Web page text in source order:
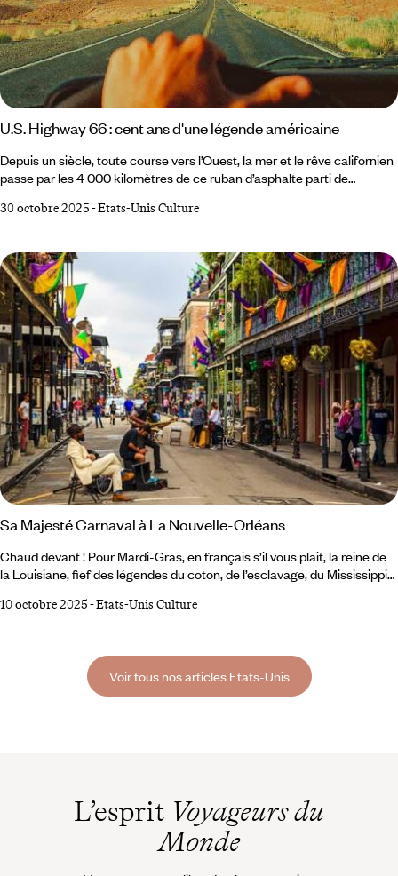
U.S. Highway 66 : cent ans d'une légende américaine
Depuis un siècle, toute course vers l’Ouest, la mer et le rêve californien
passe par les 4 000 kilomètres de ce ruban d’asphalte parti de
routes », écrivait John Steinbeck dans Les Raisins de la colère. Née du
miroir de ses espoirs et de ses contradictions. Des motels aux stations-
service, elle raconte une Amérique profonde, populaire, éternellement
en mouvement.
30 octobre 2025-Etats-Unis Culture
Sa Majesté Carnaval à La Nouvelle-Orléans
Chaud devant ! Pour Mardi-Gras, en français s’il vous plait, la reine de
la Louisiane, fief des légendes du coton, de l’esclavage, du Mississippi
envoie balader ses soucis pour une semaine de pure folie. Présence
10 octobre 2025-Etats-Unis Culture
Voir tous nos articles Etats-Unis
L’esprit Voyageurs du
Monde